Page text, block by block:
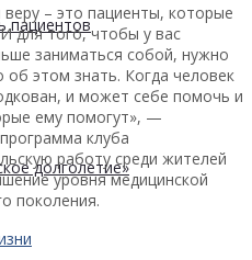
пациентов
долголетие»
– это пациенты, которые
для того, чтобы у вас
заниматься собой, нужно
этом знать. Когда человек
и может себе помочь и
ему помогут», —
клуба
работу среди жителей
уровня медицинской
поколения.